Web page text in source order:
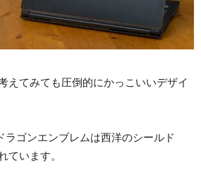
えてみても圧倒的にかっこいいデザイ
ラゴンエンブレムは西洋のシールド
ています。